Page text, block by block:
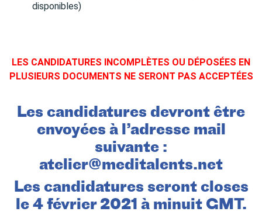
disponibles)
LES CANDIDATURES INCOMPLÈTES OU DÉPOSÉES EN
PLUSIEURS DOCUMENTS NE SERONT PAS ACCEPTÉES
Les candidatures devront être
envoyées à l’adresse mail
suivante :
atelier@meditalents.net
Les candidatures seront closes
le 4 février 2021 à minuit GMT.